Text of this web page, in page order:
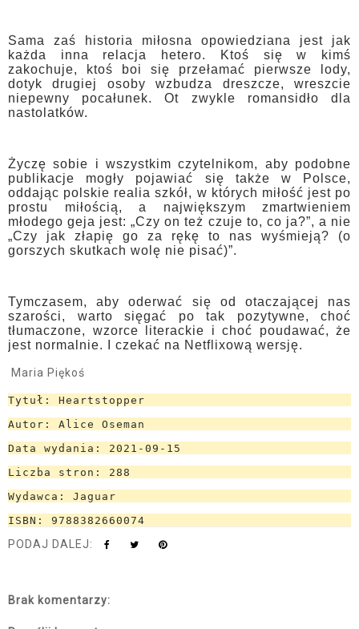
Sama zaś historia miłosna opowiedziana jest jak
każda inna relacja hetero. Ktoś się w kimś
zakochuje, ktoś boi się przełamać pierwsze lody,
dotyk drugiej osoby wzbudza dreszcze, wreszcie
niepewny pocałunek. Ot zwykle romansidło dla
nastolatków.
Życzę sobie i wszystkim czytelnikom, aby podobne
publikacje mogły pojawiać się także w Polsce,
oddając polskie realia szkół, w których miłość jest po
prostu miłością, a największym zmartwieniem
młodego geja jest: „Czy on też czuje to, co ja?”, a nie
„Czy jak złapię go za rękę to nas wyśmieją? (o
gorszych skutkach wolę nie pisać)”.
Tymczasem, aby oderwać się od otaczającej nas
szarości, warto sięgać po tak pozytywne, choć
tłumaczone, wzorce literackie i choć poudawać, że
jest normalnie. I czekać na Netflixową wersję.
Maria Piękoś
Tytuł: Heartstopper
Autor: Alice Oseman
Data wydania: 2021-09-15
Liczba stron: 288
Wydawca: Jaguar
ISBN: 9788382660074
PODAJ DALEJ:
Brak komentarzy: